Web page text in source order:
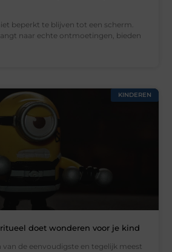
beperkt te blijven tot een scherm.
naar echte ontmoetingen, bieden
KINDEREN
doet wonderen voor je kind
van de eenvoudigste en tegelijk meest